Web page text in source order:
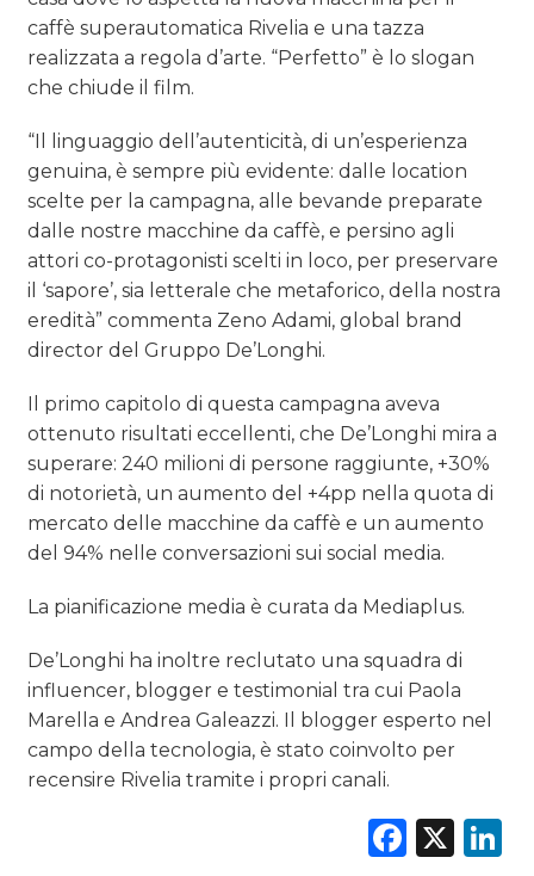
caffè superautomatica Rivelia e una tazza
realizzata a regola d’arte. “Perfetto” è lo slogan
che chiude il film.
“Il linguaggio dell’autenticità, di un’esperienza
genuina, è sempre più evidente: dalle location
scelte per la campagna, alle bevande preparate
dalle nostre macchine da caffè, e persino agli
attori co-protagonisti scelti in loco, per preservare
il ‘sapore’, sia letterale che metaforico, della nostra
eredità” commenta Zeno Adami, global brand
director del Gruppo De’Longhi.
Il primo capitolo di questa campagna aveva
ottenuto risultati eccellenti, che De’Longhi mira a
superare: 240 milioni di persone raggiunte, +30%
di notorietà, un aumento del +4pp nella quota di
mercato delle macchine da caffè e un aumento
del 94% nelle conversazioni sui social media.
La pianificazione media è curata da Mediaplus.
De’Longhi ha inoltre reclutato una squadra di
influencer, blogger e testimonial tra cui Paola
Marella e Andrea Galeazzi. Il blogger esperto nel
campo della tecnologia, è stato coinvolto per
recensire Rivelia tramite i propri canali.
X